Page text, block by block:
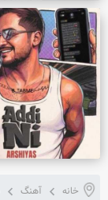
خانه آهنگ